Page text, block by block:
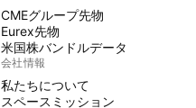
CMEグループ先物
Eurex先物
米国株バンドルデータ
会社情報
私たちについて
スペースミッション